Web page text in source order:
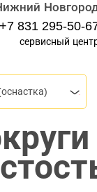
+7 831 295-50-
сервисный